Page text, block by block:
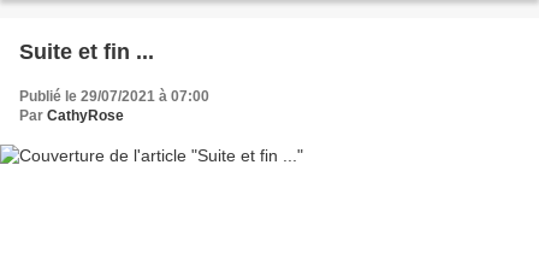
Suite et fin ...
Publié le 29/07/2021 à 07:00
Par CathyRose